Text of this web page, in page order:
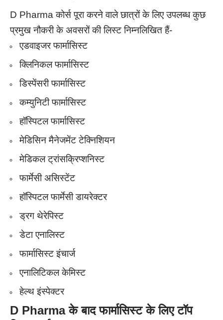
D Pharma कोर्स पूरा करने वाले छात्रों के लिए उपलब्ध कुछ
प्रमुख नौकरी के अवसरों की लिस्ट निम्नलिखित हैं-
एडवाइजर फार्मासिस्ट
क्लिनिकल फार्मासिस्ट
डिस्पेंसरी फार्मासिस्ट
कम्युनिटी फार्मासिस्ट
हॉस्पिटल फार्मासिस्ट
मेडिसिन मैनेजमेंट टेक्निशियन
मेडिकल ट्रांसक्रिप्शनिस्ट
फार्मेसी असिस्टेंट
हॉस्पिटल फार्मेसी डायरेक्टर
ड्रग थेरेपिस्ट
डेटा एनालिस्ट
फार्मासिस्ट इंचार्ज
एनालिटिकल केमिस्ट
हेल्थ इंस्पेक्टर
D Pharma के बाद फार्मासिस्ट के लिए टॉप